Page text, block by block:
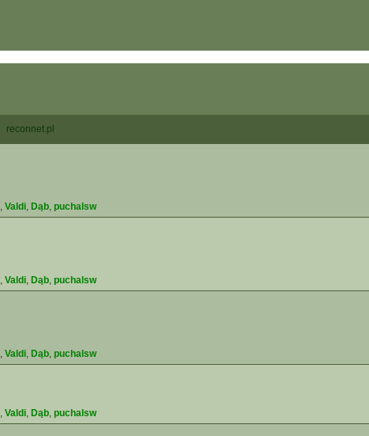
reconnet.pl
, Valdi, Dąb, puchalsw
, Valdi, Dąb, puchalsw
, Valdi, Dąb, puchalsw
, Valdi, Dąb, puchalsw